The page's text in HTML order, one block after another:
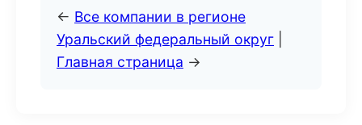
← Все компании в регионе
Уральский федеральный округ
Главная страница →